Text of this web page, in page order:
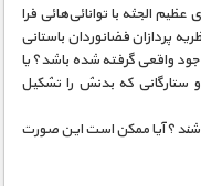
الجثه با توانائی‌هائی فرا
پردازان فضانوردان باستانی
واقعی گرفته شده باشد؟ یا
ستارگانی که بدنش را تشکیل
آیا ممکن است این صورت